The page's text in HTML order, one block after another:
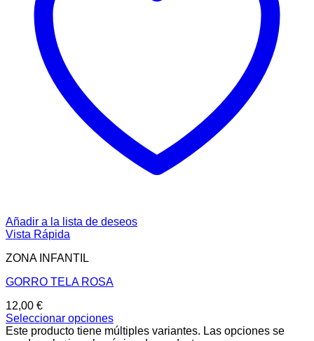
Añadir a la lista de deseos
Vista Rápida
ZONA INFANTIL
GORRO TELA ROSA
12,00 €
Seleccionar opciones
Este producto tiene múltiples variantes. Las opciones se